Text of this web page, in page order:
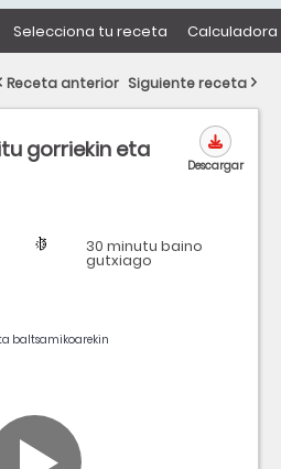
Selecciona tu receta
gorriekin eta
30 minutu baino
gutxiago
Descargar
Receta anterior Siguiente receta